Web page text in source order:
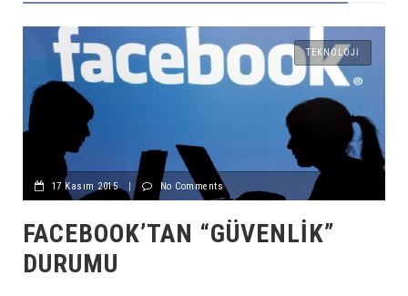
TEKNOLOJI
17 Kasım 2015 No Comments
FACEBOOK’TAN “GÜVENLIK”
DURUMU